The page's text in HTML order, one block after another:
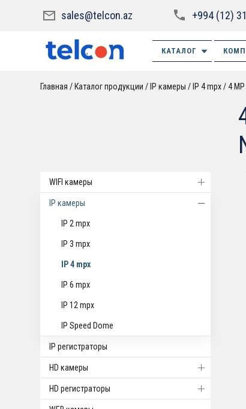
sales@telcon.az +994 (12)
КАТАЛОГ
Главная Каталог продукции IP камеры IP 4 mpx 4
WIFI камеры
IP камеры
IP 2 mpx
IP 3 mpx
IP 4 mpx
IP 6 mpx
IP 12 mpx
IP Speed Dome
IP регистраторы
HD камеры
HD регистраторы